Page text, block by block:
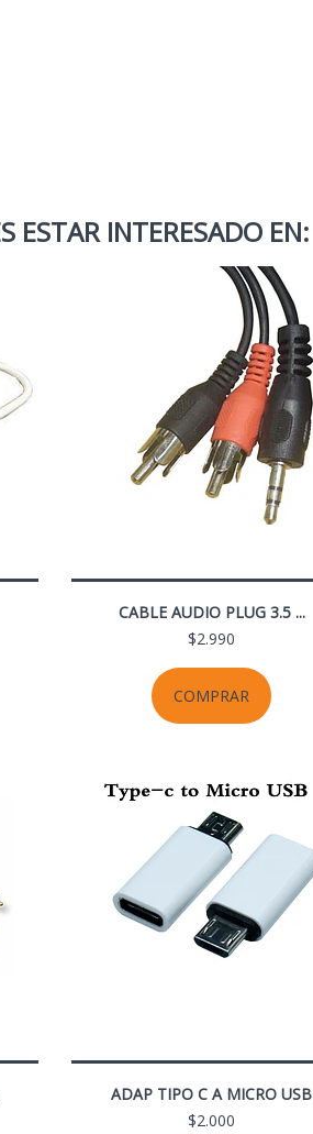
ESTAR INTERESADO EN:
CABLE AUDIO PLUG 3.5 ...
$2.990
COMPRAR
ADAP TIPO C A MICRO USB
$2.000